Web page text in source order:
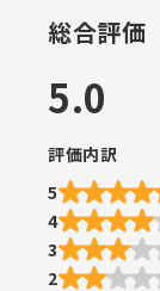
総合評価
5.0
評価内訳
5
4
3
2